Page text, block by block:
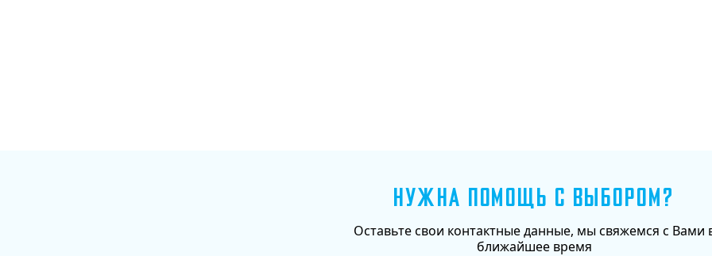
НУЖНА ПОМОЩЬ С ВЫБОРОМ?
Оставьте свои контактные данные, мы свяжемся с Вами
ближайшее время